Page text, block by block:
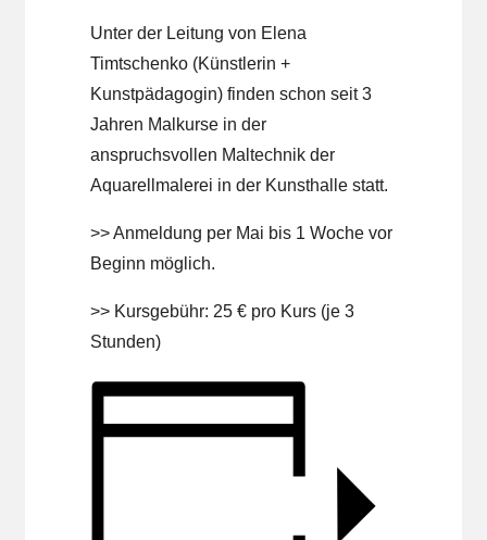
Unter der Leitung von Elena
Timtschenko (Künstlerin +
Kunstpädagogin) finden schon seit 3
Jahren Malkurse in der
anspruchsvollen Maltechnik der
Aquarellmalerei in der Kunsthalle statt.
>> Anmeldung per Mai bis 1 Woche vor
Beginn möglich.
>> Kursgebühr: 25 € pro Kurs (je 3
Stunden)